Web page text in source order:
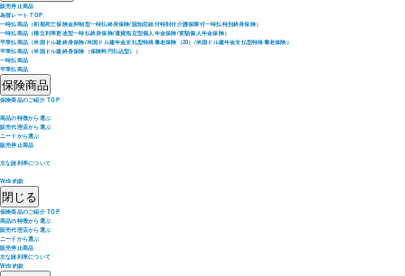
販売停止商品
為替レート TOP
一時払商品（初期死亡保険金抑制型一時払終身保険/認知症給付特則付介護保障付一時払特別終身保険）
一時払商品（積立利率更改型一時払終身保険/通貨指定型個人年金保険/変額個人年金保険）
平準払商品（米国ドル建終身保険/米国ドル建年金支払型特殊養老保険（20）/米国ドル建年金支払型特殊養老保険）
平準払商品（米国ドル建終身保険（保険料円払込型））
一時払商品
平準払商品
保険商品
保険商品のご紹介 TOP
商品の特徴から選ぶ
販売代理店から選ぶ
ニードから選ぶ
販売停止商品
主な諸利率について
Web約款
閉じる
保険商品のご紹介 TOP
商品の特徴から選ぶ
販売代理店から選ぶ
ニードから選ぶ
販売停止商品
主な諸利率について
Web約款